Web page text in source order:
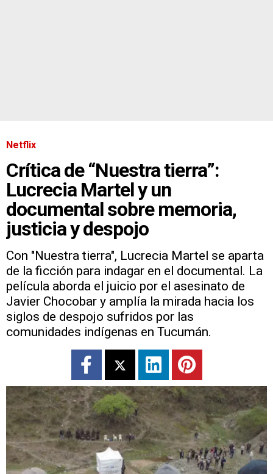
Netflix
Crítica de “Nuestra tierra”:
Lucrecia Martel y un
documental sobre memoria,
justicia y despojo
Con "Nuestra tierra", Lucrecia Martel se aparta
de la ficción para indagar en el documental. La
película aborda el juicio por el asesinato de
Javier Chocobar y amplía la mirada hacia los
siglos de despojo sufridos por las
comunidades indígenas en Tucumán.